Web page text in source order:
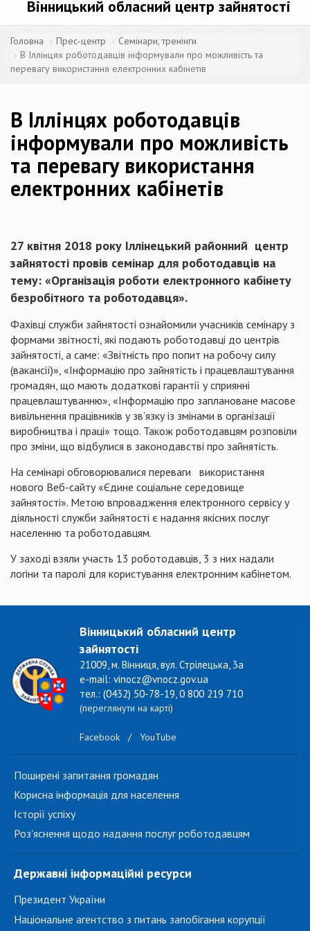
Вінницький обласний центр зайнятості
Головна Прес-центр
Семінари, тренінги
В Іллінцях роботодавців інформували про можливість та
перевагу використання електронних кабінетів
В Іллінцях роботодавців
інформували про можливість
та перевагу використання
електронних кабінетів
27 квітня 2018 року Іллінецький районний центр
зайнятості провів семінар для роботодавців на
тему: «Організація роботи електронного кабінету
безробітного та роботодавця».
Фахівці служби зайнятості ознайомили учасників семінару з
формами звітності, які подають роботодавці до центрів
зайнятості, а саме: «Звітність про попит на робочу силу
(вакансії)», «Інформацію про зайнятість і працевлаштування
громадян, що мають додаткові гарантії у сприянні
працевлаштуванню», «Інформацію про заплановане масове
вивільнення працівників у зв’язку із змінами в організації
виробництва і праці» тощо. Також роботодавцям розповіли
про зміни, що відбулися в законодавстві про зайнятість.
На семінарі обговорювалися переваги використання
нового Веб-сайту «Єдине соціальне середовище
зайнятості». Метою впровадження електронного сервісу у
діяльності служби зайнятості є надання якісних послуг
населенню та роботодавцям.
У заході взяли участь 13 роботодавців, 3 з них надали
логіни та паролі для користування електронним кабінетом.
Вінницький обласний центр
зайнятості
21009, м. Вінниця, вул. Стрілецька, 3а
e-mail: vinocz@vnocz.gov.ua
тел.: (0432) 50-78-19, 0 800 219 710
(переглянути на карті)
Facebook / YouTube
Поширені запитання громадян
Корисна інформація для населення
Історії успіху
Роз'яснення щодо надання послуг роботодавцям
Державні інформаційні ресурси
Президент України
Національне агентство з питань запобігання корупції